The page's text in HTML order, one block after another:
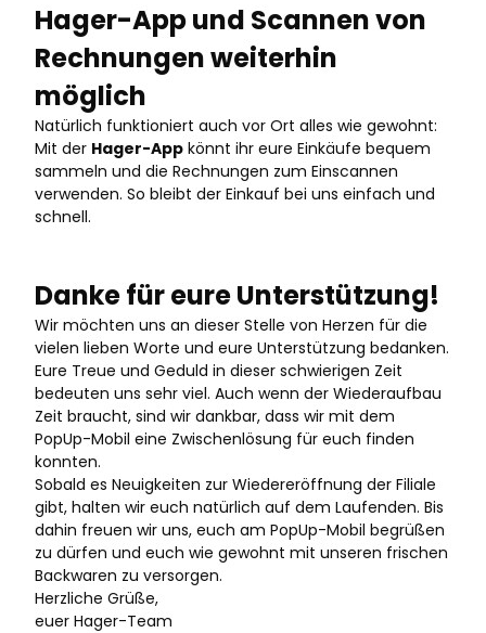
Hager-App und Scannen von
Rechnungen weiterhin
möglich
Natürlich funktioniert auch vor Ort alles wie gewohnt:
Mit der Hager-App könnt ihr eure Einkäufe bequem
sammeln und die Rechnungen zum Einscannen
verwenden. So bleibt der Einkauf bei uns einfach und
schnell.
Danke für eure Unterstützung!
Wir möchten uns an dieser Stelle von Herzen für die
vielen lieben Worte und eure Unterstützung bedanken.
Eure Treue und Geduld in dieser schwierigen Zeit
bedeuten uns sehr viel. Auch wenn der Wiederaufbau
Zeit braucht, sind wir dankbar, dass wir mit dem
PopUp-Mobil eine Zwischenlösung für euch finden
konnten.
Sobald es Neuigkeiten zur Wiedereröffnung der Filiale
gibt, halten wir euch natürlich auf dem Laufenden. Bis
dahin freuen wir uns, euch am PopUp-Mobil begrüßen
zu dürfen und euch wie gewohnt mit unseren frischen
Backwaren zu versorgen.
Herzliche Grüße,
euer Hager-Team